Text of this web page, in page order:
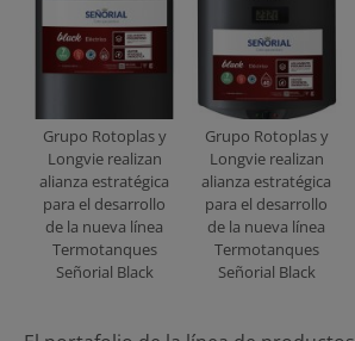
Grupo Rotoplas y
Longvie realizan
alianza estratégica
para el desarrollo
de la nueva línea
Termotanques
Señorial Black
Grupo Rotoplas y
Longvie realizan
alianza estratégica
para el desarrollo
de la nueva línea
Termotanques
Señorial Black